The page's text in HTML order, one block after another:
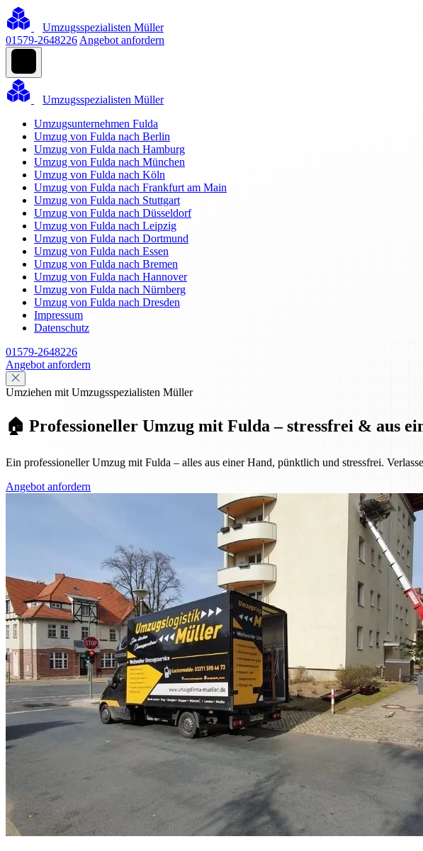
Umzugsspezialisten Müller
01579-2648226 Angebot anfordern
Umzugsspezialisten Müller
Umzugsunternehmen Fulda
Umzug von Fulda nach Berlin
Umzug von Fulda nach Hamburg
Umzug von Fulda nach München
Umzug von Fulda nach Köln
Umzug von Fulda nach Frankfurt am Main
Umzug von Fulda nach Stuttgart
Umzug von Fulda nach Düsseldorf
Umzug von Fulda nach Leipzig
Umzug von Fulda nach Dortmund
Umzug von Fulda nach Essen
Umzug von Fulda nach Bremen
Umzug von Fulda nach Hannover
Umzug von Fulda nach Nürnberg
Umzug von Fulda nach Dresden
Impressum
Datenschutz
01579-2648226
Angebot anfordern
Umziehen mit Umzugsspezialisten Müller
🏠 Professioneller Umzug mit Fulda – stressfrei & aus
Ein professioneller Umzug mit Fulda – alles aus einer Hand, pünktlich und stressfrei.
Angebot anfordern